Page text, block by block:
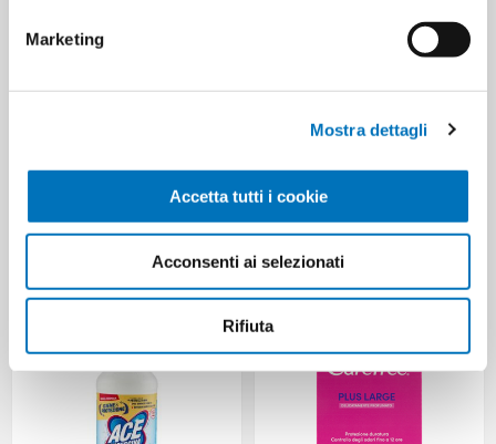
Marketing
Mostra dettagli
Accetta tutti i cookie
Acconsenti ai selezionati
Rifiuta
O.B. PROCOMFORT
16
REGINA DI CUORI X 3 ROTOLI